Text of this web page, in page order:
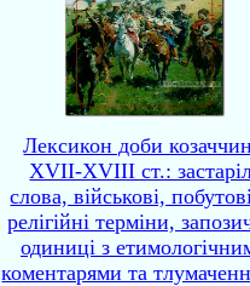
Лексикон доби
XVII-XVIII ст.:
слова, військові,
релігійні терміни,
одиниці з
коментарями та